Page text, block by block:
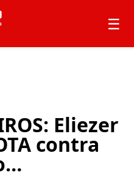
☰
Eliezer
contra